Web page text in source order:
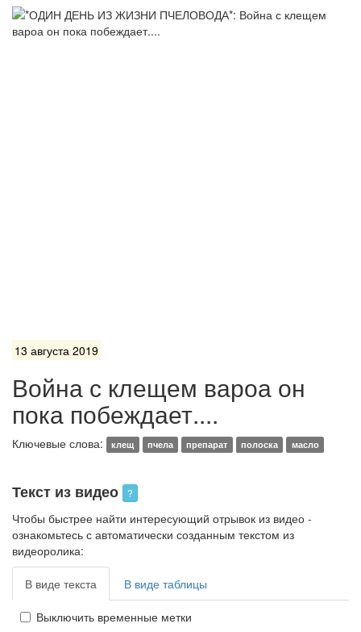
13 августа 2019
Война с клещем вароа он
пока побеждает....
Ключевые слова: клещ пчела препарат полоска масло
Текст из видео ?
Чтобы быстрее найти интересующий отрывок из видео -
ознакомьтесь с автоматически созданным текстом из
видеоролика:
В виде текста В виде таблицы
Выключить временные метки